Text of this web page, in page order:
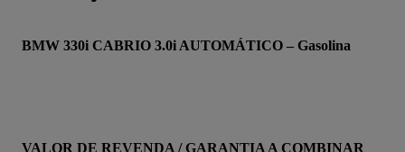
BMW 330i CABRIO 3.0i AUTOMÁTICO – Gasolina
VALOR DE REVENDA / GARANTIA A COMBINAR